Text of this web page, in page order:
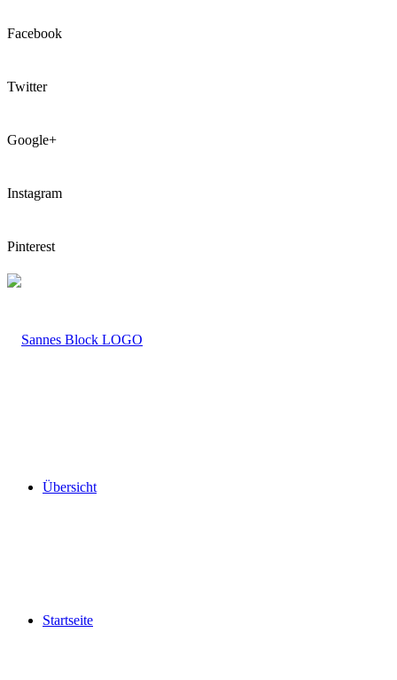
Facebook
Twitter
Google+
Instagram
Pinterest
LOGO
Übersicht
Startseite